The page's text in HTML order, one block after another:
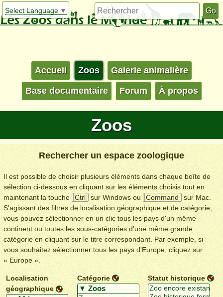
Select Language ▼
Accueil Zoos Galerie animalière
Base documentaire Forum À propos
Zoos
Rechercher un espace zoologique
Il est possible de choisir plusieurs éléments dans chaque boîte de
sélection ci-dessous en cliquant sur les éléments choisis tout en
maintenant la touche
Ctrl sur Windows ou Command
sur Mac.
S'agissant des filtres de localisation géographique et de catégorie,
vous pouvez sélectionner en un clic tous les pays d'un même
continent ou toutes les sous-catégories d'une même grande
catégorie en cliquant sur le titre correspondant. Par exemple, si
vous souhaitez sélectionner tous les pays d'Europe, cliquez sur
« Europe ».
Localisation
géographique
Catégorie Statut historique